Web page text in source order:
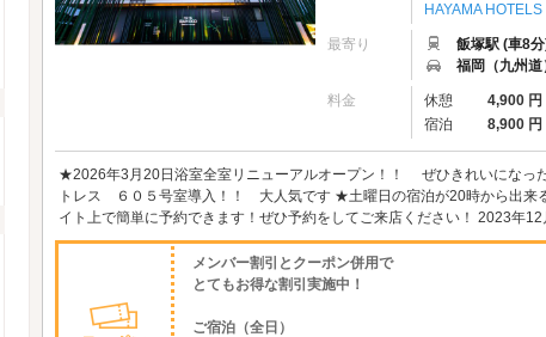
HAYAMA HOTELS
最寄り
飯塚駅 (車8
福岡（九州道
料金 休憩 4,900 円
宿泊
8,900 円
★2026年3月20日浴室全室リニューアルオープン！！ ぜひきれいになっ
トレス ６０５号室導入！！ 大人気です ★土曜日の宿泊が20時から出来
イト上で簡単に予約できます！ぜひ予約をしてご来店ください！ 2023年
メンバー割引とクーポン併用で
とてもお得な割引実施中！
ご宿泊（全日）